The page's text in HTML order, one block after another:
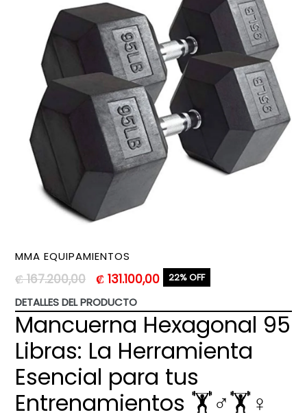
MMA EQUIPAMIENTOS
Precio
habitual
₡ 167.200,00 ₡ 131.100,00 22% OFF
DETALLES DEL PRODUCTO
Mancuerna Hexagonal 95
Libras: La Herramienta
Esencial para tus
Entrenamientos 🏋️♂️🏋️♀️